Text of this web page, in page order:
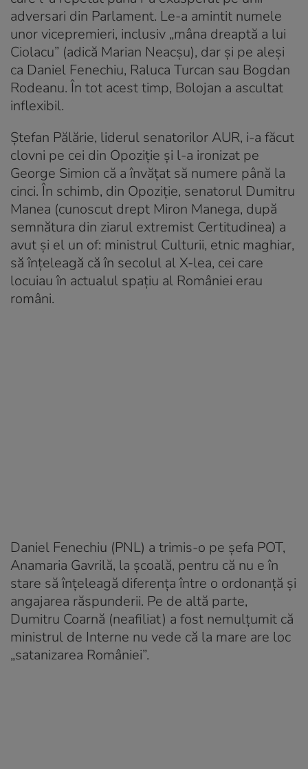
adversari din Parlament. Le-a amintit numele
unor vicepremieri, inclusiv „mâna dreaptă a lui
Ciolacu” (adică Marian Neacșu), dar și pe aleși
ca Daniel Fenechiu, Raluca Turcan sau Bogdan
Rodeanu. În tot acest timp, Bolojan a ascultat
inflexibil.
Ștefan Pălărie, liderul senatorilor AUR, i-a făcut
clovni pe cei din Opoziție și l-a ironizat pe
George Simion că a învățat să numere până la
cinci. În schimb, din Opoziție, senatorul Dumitru
Manea (cunoscut drept Miron Manega, după
semnătura din ziarul extremist Certitudinea) a
avut și el un of: ministrul Culturii, etnic maghiar,
să înțeleagă că în secolul al X-lea, cei care
locuiau în actualul spațiu al României erau
români.
Daniel Fenechiu (PNL) a trimis-o pe șefa POT,
Anamaria Gavrilă, la școală, pentru că nu e în
stare să înțeleagă diferența între o ordonanță și
angajarea răspunderii. Pe de altă parte,
Dumitru Coarnă (neafiliat) a fost nemulțumit că
ministrul de Interne nu vede că la mare are loc
„satanizarea României”.